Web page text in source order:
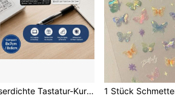
1 Stück wasserdichte Tastatur-Kurzbefehl-Aufkleber, kompatibel mit MacBook Laptop, Windows Word Office Funktionstasten-Aufkleber, kratzfest dekorative Tastatur-Aufkleber